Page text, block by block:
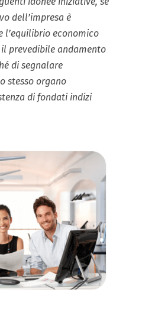
dell’impresa è
l’equilibrio economico
prevedibile andamento
di segnalare
stesso organo
di fondati indizi